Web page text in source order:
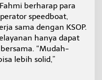
berharap para
speedboat,
sama dengan KSOP.
hanya dapat
“Mudah-
lebih solid,”